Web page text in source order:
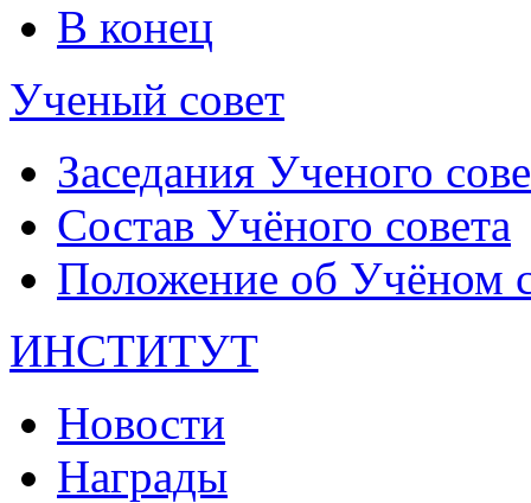
В конец
Ученый совет
Заседания Ученого
Состав Учёного совета
Положение об Учёном
ИНСТИТУТ
Новости
Награды